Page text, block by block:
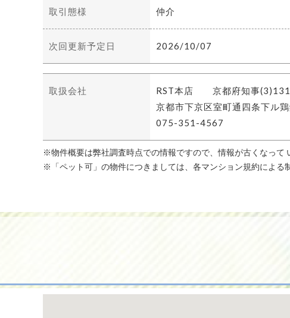
取引態様 仲介
次回更新予定日 2026/10/07
取扱会社
RST本店 京都府知事
京都市下京区室町通四条下ル
075-351-4567
※物件概要は弊社調査時点での情報ですので、情報が古くなって
※「ペット可」の物件につきましては、各マンション規約による